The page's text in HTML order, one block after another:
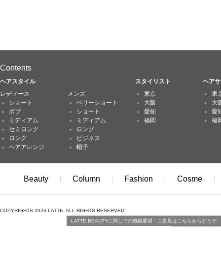
Contents
ヘアスタイル スタイリスト
ヘア
レディース
ショート
ボブ
ミディアム
セミロング
ロング
ヘアアレンジ
メンズ
ベリーショート
ショート
ミディアム
ロング
ビジネス
帽子
東京
大阪
愛知
福岡
東
大
愛
福
Beauty Column Fashion Cosme
COPYRIGHTS 2026 LATTE. ALL RIGHTS RESERVED.
LATTE BEAUTYに関しての機能要望・ご意見はこちらからどうぞ